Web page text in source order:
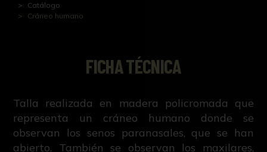
Catálogo
Cráneo humano
FICHA TÉCNICA
Talla realizada en madera policromada que
representa un cráneo humano donde se
observan los senos paranasales, que se han
abierto. También se observan los maxilares,